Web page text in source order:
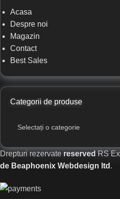
Acasa
Despre noi
Magazin
Contact
Best Sales
Categorii de produse
Drepturi rezervatereservedRS
de Beaphoenix Webdesign ltd .